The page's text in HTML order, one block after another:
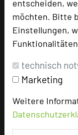
entscheiden,
möchten. Bitte
Einstellungen,
technisch
Marketing
Weitere
mail Email
language Homepage